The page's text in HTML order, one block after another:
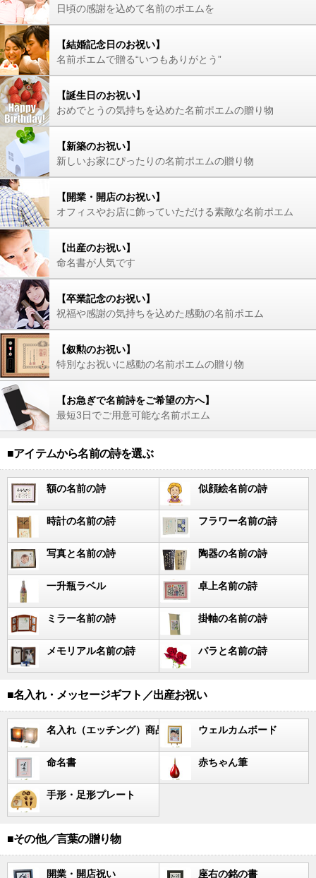
日頃の感謝を込めて名前のポエムを
【結婚記念日のお祝い】
名前ポエムで贈る“いつもありがとう”
【誕生日のお祝い】
おめでとうの気持ちを込めた名前ポエムの贈り物
【新築のお祝い】
新しいお家にぴったりの名前ポエムの贈り物
【開業・開店のお祝い】
オフィスやお店に飾っていただける素敵な名前ポエム
【出産のお祝い】
命名書が人気です
【卒業記念のお祝い】
祝福や感謝の気持ちを込めた感動の名前ポエム
【叙勲のお祝い】
特別なお祝いに感動の名前ポエムの贈り物
【お急ぎで名前詩をご希望の方へ】
最短3日でご用意可能な名前ポエム
■アイテムから名前の詩を選ぶ
額の名前の詩 似顔絵名前の詩
時計の名前の詩 フラワー名前の詩
写真と名前の詩 陶器の名前の詩
一升瓶ラベル 卓上名前の詩
ミラー名前の詩 掛軸の名前の詩
メモリアル名前の詩 バラと名前の詩
■名入れ・メッセージギフト／出産お祝い
名入れ（エッチング）商品 ウェルカムボード
命名書 赤ちゃん筆
手形・足形プレート
■その他／言葉の贈り物
開業・開店祝い 座右の銘の書